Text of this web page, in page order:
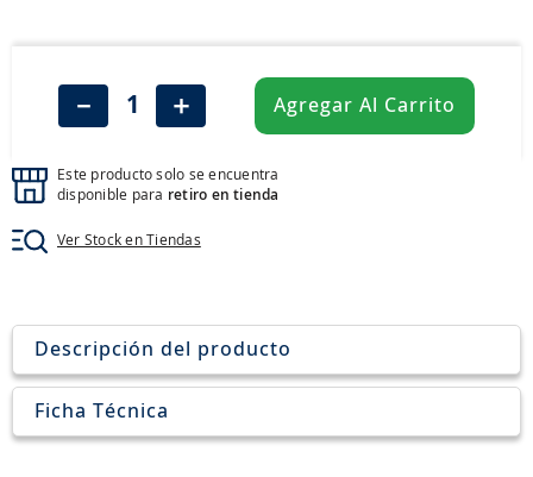
＋
－ Agregar Al Carrito
Este producto solo se encuentra
disponible para retiro en tienda
Ver Stock en Tiendas
Descripción del producto
Ficha Técnica